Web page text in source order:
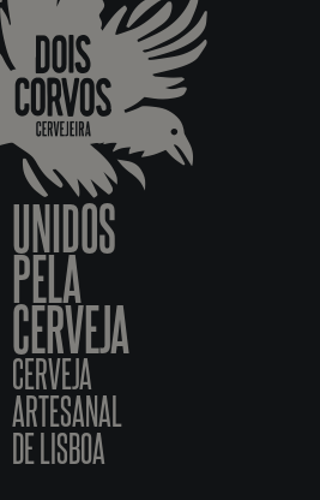
UNIDOS
PELA
CERVEJA
CERVEJA
ARTESANAL
DE LISBOA